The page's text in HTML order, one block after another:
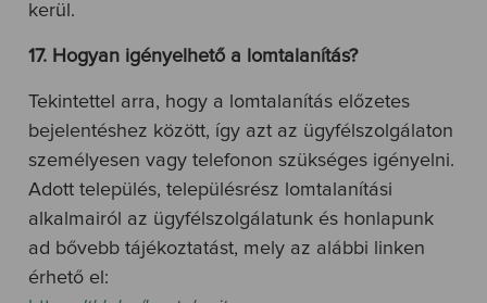
kerül.
17. Hogyan igényelhető a lomtalanítás?
Tekintettel arra, hogy a lomtalanítás előzetes
bejelentéshez között, így azt az ügyfélszolgálaton
személyesen vagy telefonon szükséges igényelni.
Adott település, településrész lomtalanítási
alkalmairól az ügyfélszolgálatunk és honlapunk
ad bővebb tájékoztatást, mely az alábbi linken
érhető el: